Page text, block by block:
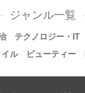
ジャンル一覧
テクノロジー・IT
ル
ビューティー